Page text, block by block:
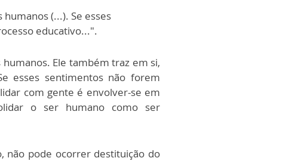
(...). Se esses
educativo...".
Ele também traz em si,
esses sentimentos não forem
com gente é envolver-se em
o ser humano como ser
não pode ocorrer destituição do